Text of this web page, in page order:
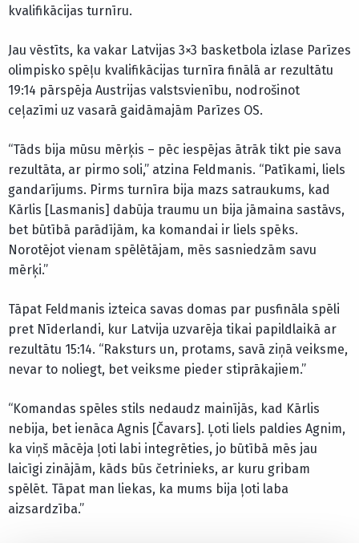
kvalifikācijas turnīru.
Jau vēstīts, ka vakar Latvijas 3×3 basketbola izlase Parīzes
olimpisko spēļu kvalifikācijas turnīra finālā ar rezultātu
19:14 pārspēja Austrijas valstsvienību, nodrošinot
ceļazīmi uz vasarā gaidāmajām Parīzes OS.
“Tāds bija mūsu mērķis – pēc iespējas ātrāk tikt pie sava
rezultāta, ar pirmo soli,” atzina Feldmanis. “Patīkami, liels
gandarījums. Pirms turnīra bija mazs satraukums, kad
Kārlis [Lasmanis] dabūja traumu un bija jāmaina sastāvs,
bet būtībā parādījām, ka komandai ir liels spēks.
Norotējot vienam spēlētājam, mēs sasniedzām savu
mērķi.”
Tāpat Feldmanis izteica savas domas par pusfināla spēli
pret Nīderlandi, kur Latvija uzvarēja tikai papildlaikā ar
rezultātu 15:14. “Raksturs un, protams, savā ziņā veiksme,
nevar to noliegt, bet veiksme pieder stiprākajiem.”
“Komandas spēles stils nedaudz mainījās, kad Kārlis
nebija, bet ienāca Agnis [Čavars]. Ļoti liels paldies Agnim,
ka viņš mācēja ļoti labi integrēties, jo būtībā mēs jau
laicīgi zinājām, kāds būs četrinieks, ar kuru gribam
spēlēt. Tāpat man liekas, ka mums bija ļoti laba
aizsardzība.”